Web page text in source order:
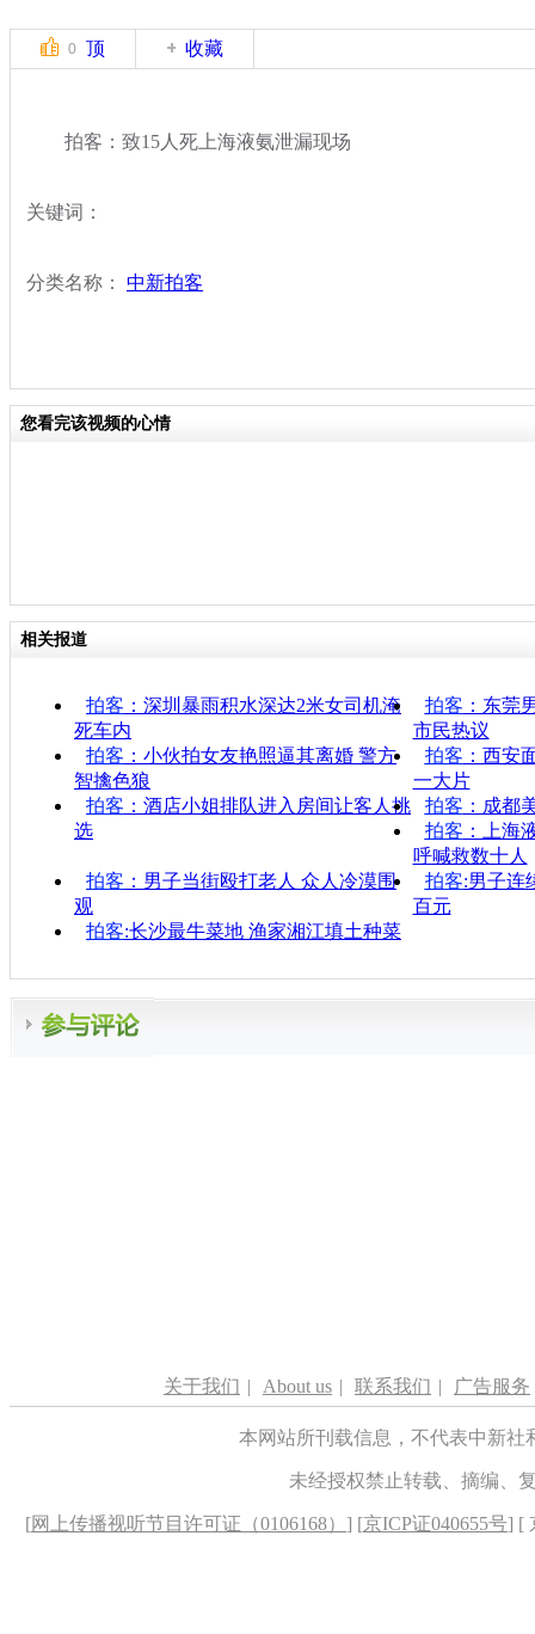
0 顶 收藏
拍客：致15人死上海液氨泄漏现场
关键词：
分类名称： 中新拍客
您看完该视频的心情
相关报道
拍客 ：深圳暴雨积水深达2米女司机淹
死车内
拍客 ：东莞
市民热议
拍客 ：小伙拍女友艳照逼其离婚 警方
智擒色狼
拍客 ：西安
一大片
拍客 ：酒店小姐排队进入房间让客人挑
选
拍客 ：成都
拍客 ：上海
呼喊救数十人
拍客 ：男子当街殴打老人 众人冷漠围
观
拍客:男子连
百元
拍客:长沙最牛菜地 渔家湘江填土种菜
关于我们 | About us | 联系我们 | 广告服务
本网站所刊载信息，不代表中新
未经授权禁止转载、摘编、
[网上传播视听节目许可证（0106168） ] [京ICP证040655号] [